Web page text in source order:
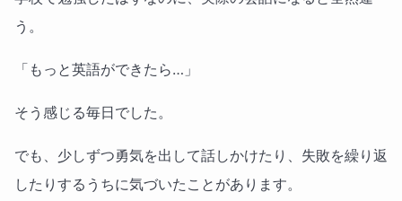
う。
「もっと英語ができたら…」
そう感じる毎日でした。
でも、少しずつ勇気を出して話しかけたり、失敗を繰り返
したりするうちに気づいたことがあります。